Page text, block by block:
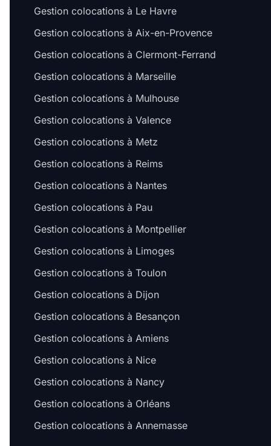
Gestion colocations à Le Havre
Gestion colocations à Aix-en-Provence
Gestion colocations à Clermont-Ferrand
Gestion colocations à Marseille
Gestion colocations à Mulhouse
Gestion colocations à Valence
Gestion colocations à Metz
Gestion colocations à Reims
Gestion colocations à Nantes
Gestion colocations à Pau
Gestion colocations à Montpellier
Gestion colocations à Limoges
Gestion colocations à Toulon
Gestion colocations à Dijon
Gestion colocations à Besançon
Gestion colocations à Amiens
Gestion colocations à Nice
Gestion colocations à Nancy
Gestion colocations à Orléans
Gestion colocations à Annemasse